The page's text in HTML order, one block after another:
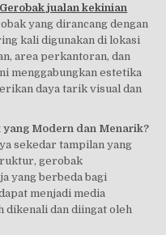
Gerobak jualan kekinian
yang dirancang dengan
kali digunakan di lokasi
area perkantoran, dan
menggabungkan estetika
daya tarik visual dan
Modern dan Menarik?
sekedar tampilan yang
gerobak
yang berbeda bagi
menjadi media
dikenali dan diingat oleh